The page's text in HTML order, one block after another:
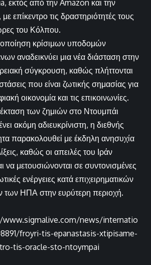
εκτός από την Amazon και την
επίκεντρο τις δραστηριότητές τους
του Κόλπου.
κρίσιμων υποδομών
αναδεικνύει μια νέα διάσταση στην
σύγκρουση, καθώς πλήττονται
που είναι ζωτικής σημασίας για
οικονομία και τις επικοινωνίες.
των ζημιών στο Ντουμπάι
ακόμη αδιευκρίνιστη, η διεθνής
παρακολουθεί με έκδηλη ανησυχία
καθώς οι απειλές του Ιράν
να μετουσιώνονται σε συντονισμένες
ενέργειες κατά επιχειρηματικών
των ΗΠΑ στην ευρύτερη περιοχή.
news/internatio
froyri-tis-epanastasis-xtipisame-
tis-oracle-sto-ntoympai